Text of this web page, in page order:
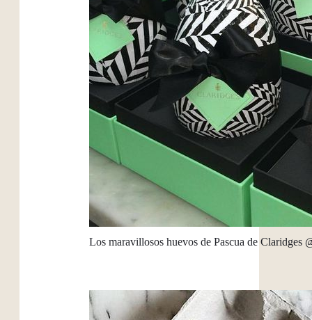
Los maravillosos huevos de Pascua de Claridges